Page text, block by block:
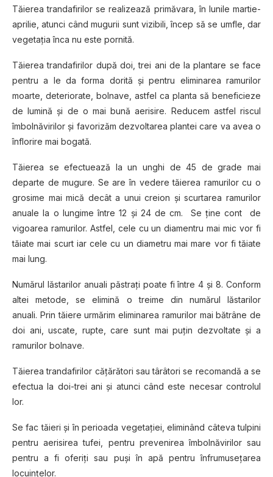
Tăierea trandafirilor se realizează primăvara, în lunile martie-
aprilie, atunci când mugurii sunt vizibili, încep să se umfle, dar
vegetaţia înca nu este pornită.
Tăierea trandafirilor după doi, trei ani de la plantare se face
pentru a le da forma dorită şi pentru eliminarea ramurilor
moarte, deteriorate, bolnave, astfel ca planta să beneficieze
de lumină şi de o mai bună aerisire. Reducem astfel riscul
îmbolnăvirilor şi favorizăm dezvoltarea plantei care va avea o
înflorire mai bogată.
Tăierea se efectuează la un unghi de 45 de grade mai
departe de mugure. Se are în vedere tăierea ramurilor cu o
grosime mai mică decât a unui creion şi scurtarea ramurilor
anuale la o lungime între 12 şi 24 de cm. Se ţine cont de
vigoarea ramurilor. Astfel, cele cu un diamentru mai mic vor fi
tăiate mai scurt iar cele cu un diametru mai mare vor fi tăiate
mai lung.
Numărul lăstarilor anuali păstraţi poate fi între 4 şi 8. Conform
altei metode, se elimină o treime din numărul lăstarilor
anuali. Prin tăiere urmărim eliminarea ramurilor mai bătrâne de
doi ani, uscate, rupte, care sunt mai puţin dezvoltate şi a
ramurilor bolnave.
Tăierea trandafirilor cățărători sau târâtori se recomandă a se
efectua la doi-trei ani şi atunci când este necesar controlul
lor.
Se fac tăieri şi în perioada vegetaţiei, eliminând câteva tulpini
pentru aerisirea tufei, pentru prevenirea îmbolnăvirilor sau
pentru a fi oferiţi sau puşi în apă pentru înfrumuseţarea
locuinţelor.